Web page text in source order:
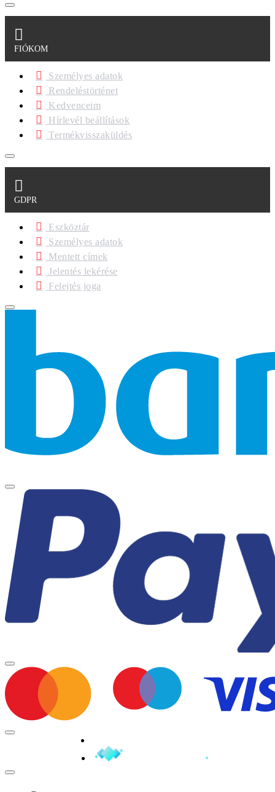
FIÓKOM
Személyes adatok
Rendeléstörténet
Kedvenceim
Hírlevél beállítások
Termékvisszaküldés
GDPR
Eszköztár
Személyes adatok
Mentett címek
Jelentés lekérése
Felejtés joga